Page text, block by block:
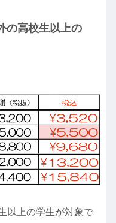
の高校生以上の
以上の学生が対象で